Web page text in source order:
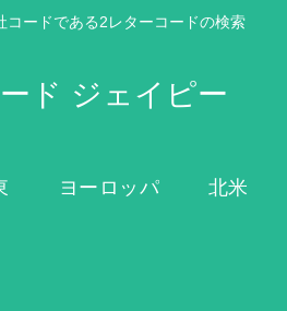
コードである2レターコードの検索
ド ジェイピー
ヨーロッパ 北米